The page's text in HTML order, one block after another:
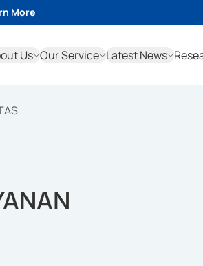
More
Us Our Service Latest News